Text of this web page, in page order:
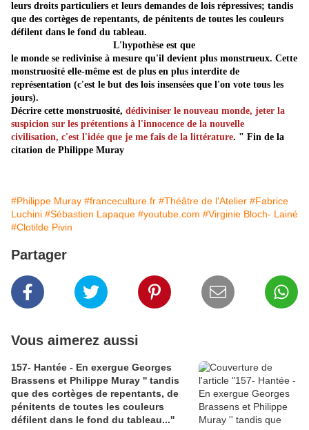
leurs droits particuliers et leurs demandes de lois répressives; tandis
que des cortèges de repentants, de pénitents de toutes les couleurs
défilent dans le fond du tableau.
L'hypothèse est que
le monde se redivinise à mesure qu'il devient plus monstrueux. Cette
monstruosité elle-même est de plus en plus interdite de
représentation (c'est le but des lois insensées que l'on vote tous les
jours).
Décrire cette monstruosité, dédiviniser le nouveau monde, jeter la
suspicion sur les prétentions à l'innocence de la nouvelle
civilisation, c'est l'idée que je me fais de la littérature. " Fin de la
citation de Philippe Muray
#Philippe Muray #franceculture.fr #Théâtre de l'Atelier #Fabrice
Luchini #Sébastien Lapaque #youtube.com #Virginie Bloch- Lainé
#Clotilde Pivin
Partager
Vous aimerez aussi
157- Hantée - En exergue Georges
Brassens et Philippe Muray '' tandis
que des cortèges de repentants, de
pénitents de toutes les couleurs
défilent dans le fond du tableau...''